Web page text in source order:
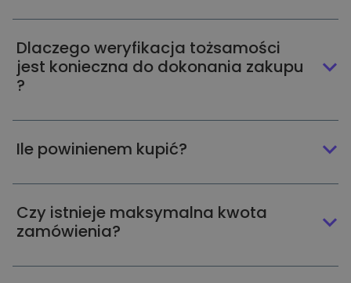
Dlaczego weryfikacja tożsamości
jest konieczna do dokonania zakupu
?
Ile powinienem kupić?
Czy istnieje maksymalna kwota
zamówienia?